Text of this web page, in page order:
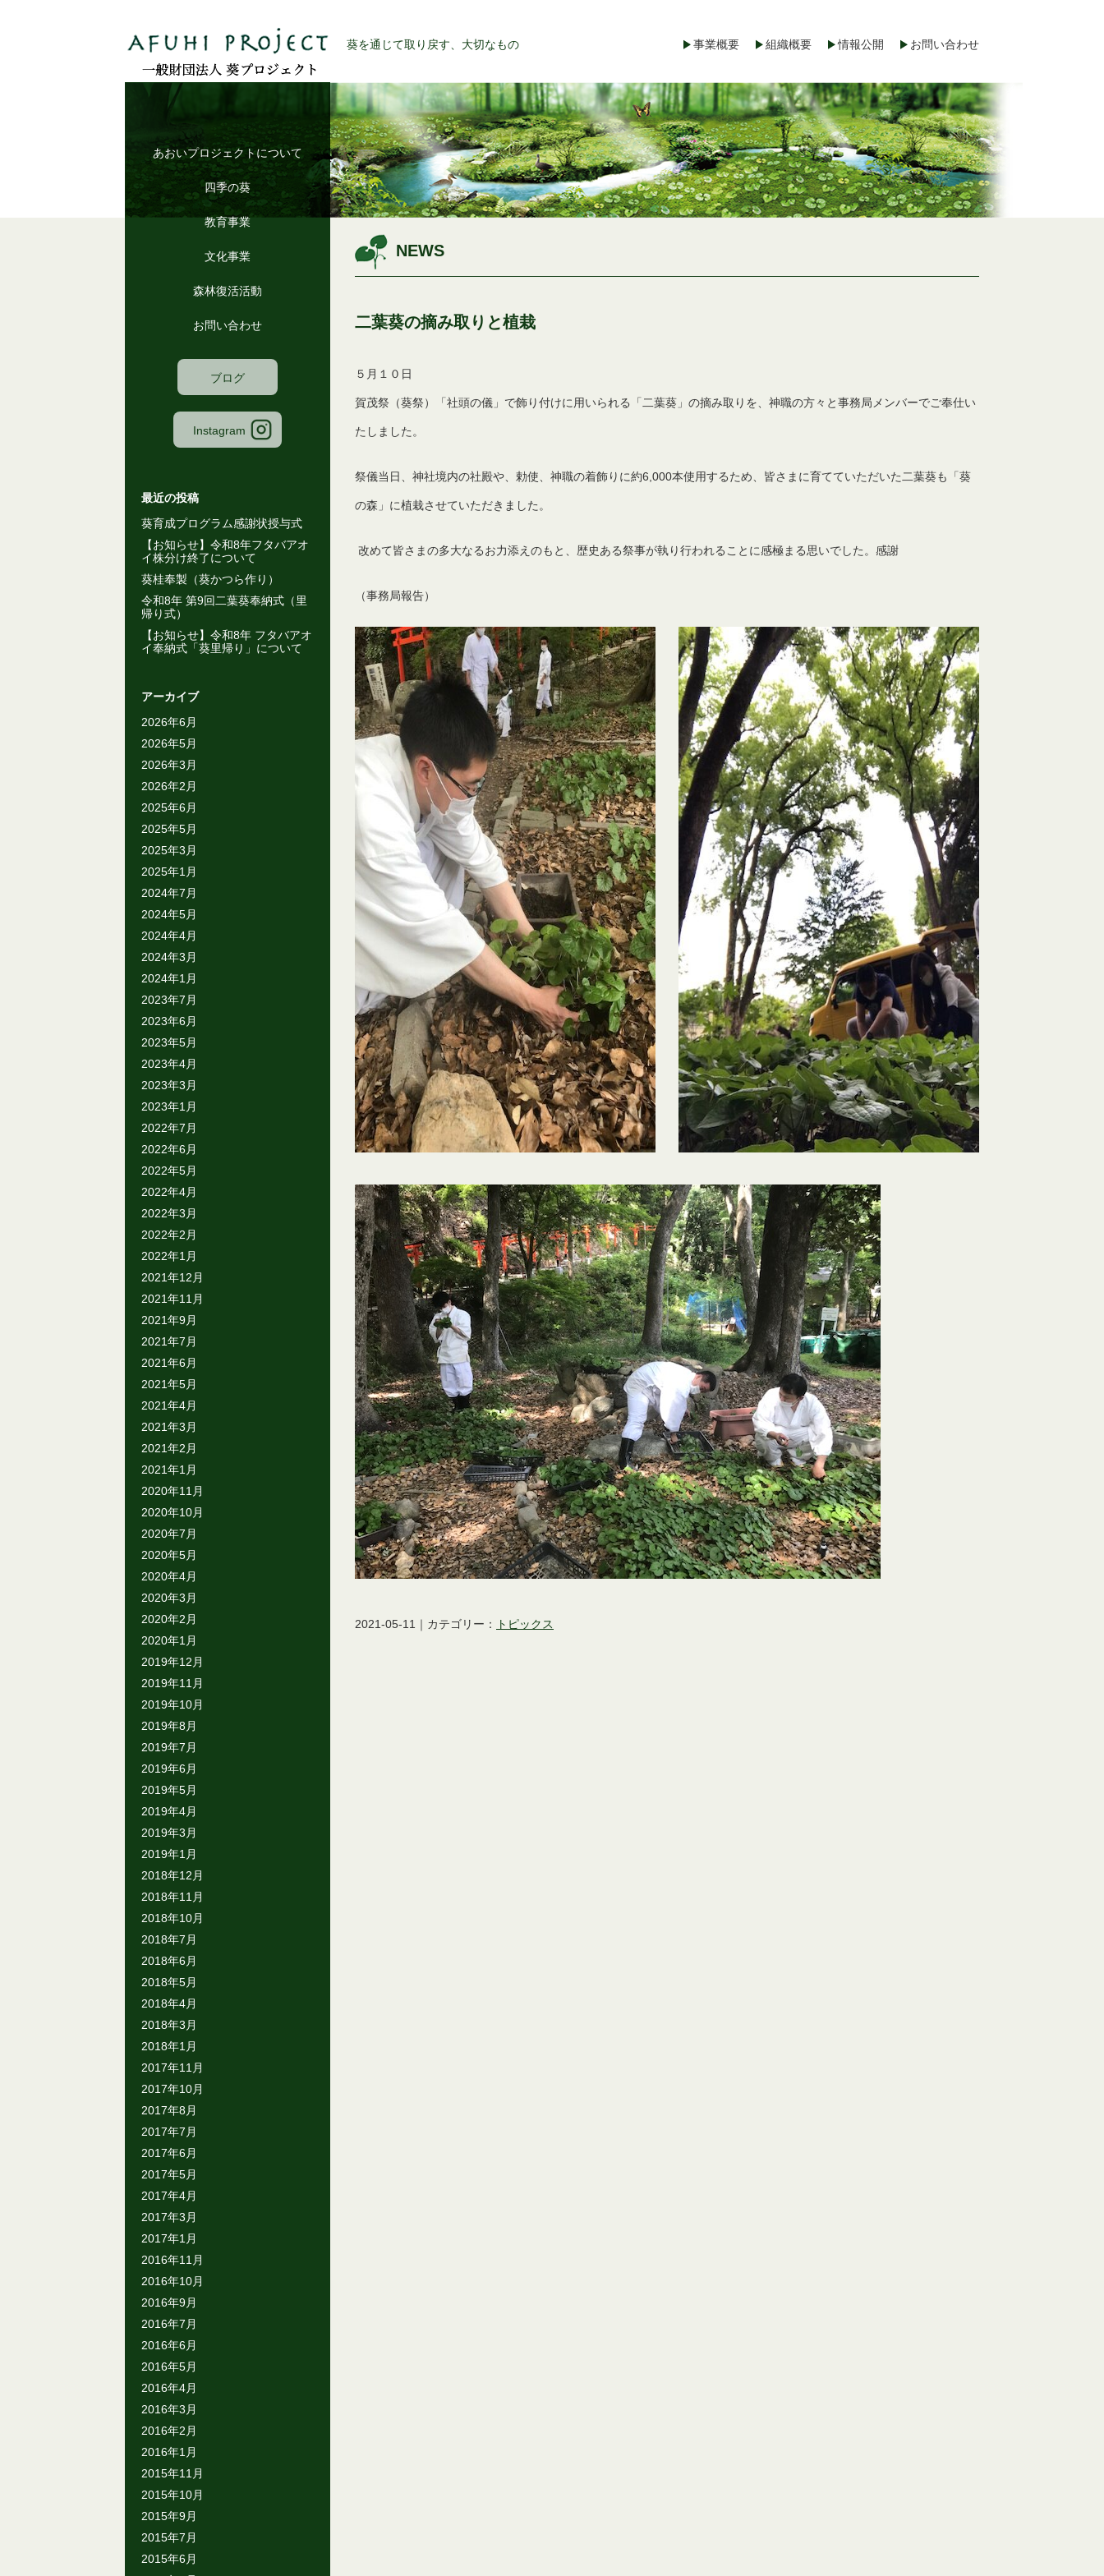
葵を通じて取り戻す、大切なもの 事業概要 組織概要 情報公開 お問い合わせ
あおいプロジェクトについて
四季の葵
教育事業
文化事業
森林復活活動
お問い合わせ
ブログ
Instagram
最近の投稿
葵育成プログラム感謝状授与式
【お知らせ】令和8年フタバアオ
イ株分け終了について
葵桂奉製（葵かつら作り）
令和8年 第9回二葉葵奉納式（里
帰り式）
【お知らせ】令和8年 フタバアオ
イ奉納式「葵里帰り」について
アーカイブ
2026年6月
2026年5月
2026年3月
2026年2月
2025年6月
2025年5月
2025年3月
2025年1月
2024年7月
2024年5月
2024年4月
2024年3月
2024年1月
2023年7月
2023年6月
2023年5月
2023年4月
2023年3月
2023年1月
2022年7月
2022年6月
2022年5月
2022年4月
2022年3月
2022年2月
2022年1月
2021年12月
2021年11月
2021年9月
2021年7月
2021年6月
2021年5月
2021年4月
2021年3月
2021年2月
2021年1月
2020年11月
2020年10月
2020年7月
2020年5月
2020年4月
2020年3月
2020年2月
2020年1月
2019年12月
2019年11月
2019年10月
2019年8月
2019年7月
2019年6月
2019年5月
2019年4月
2019年3月
2019年1月
2018年12月
2018年11月
2018年10月
2018年7月
2018年6月
2018年5月
2018年4月
2018年3月
2018年1月
2017年11月
2017年10月
2017年8月
2017年7月
2017年6月
2017年5月
2017年4月
2017年3月
2017年1月
2016年11月
2016年10月
2016年9月
2016年7月
2016年6月
2016年5月
2016年4月
2016年3月
2016年2月
2016年1月
2015年11月
2015年10月
2015年9月
2015年7月
2015年6月
NEWS
二葉葵の摘み取りと植栽
５ 月 １０ 日
賀茂祭（葵祭）「社頭の儀」で飾り付けに用いられる「二葉葵」の摘み取りを、神職の方々と事務局メンバーでご奉仕い
たしました。
祭儀当日、神社境内の社殿や、勅使、神職の着飾りに約6,000本使用するため、 皆さまに育てていただいた二葉葵も「葵
の森」に植栽させていただきました。
改めて皆さまの多大なるお力添えのもと、歴史ある祭事が執り行われることに感極まる思いでした。感謝
（事務局報告）
2021-05-11｜カテゴリー： トピックス